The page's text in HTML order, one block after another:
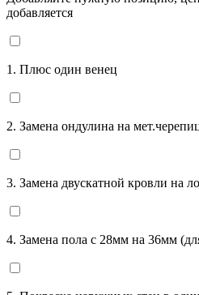
добавляется
1. Плюс один венец
2. Замена ондулина на
3. Замена двускатной кровли на
4. Замена пола с 28мм на 36мм